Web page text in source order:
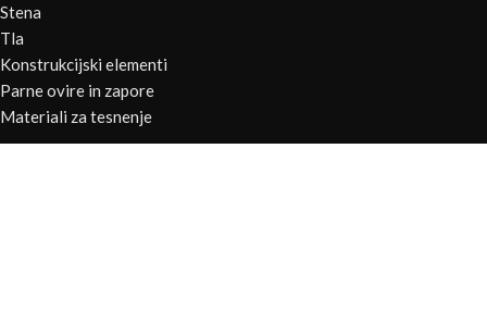
Stena
Tla
Konstrukcijski elementi
Parne ovire in zapore
Materiali za tesnenje